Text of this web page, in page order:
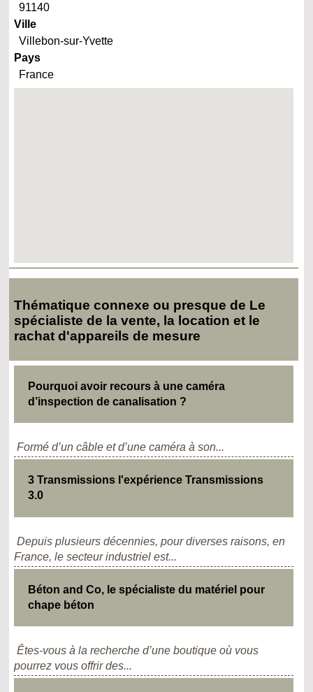
91140
Ville
Villebon-sur-Yvette
Pays
France
Thématique connexe ou presque de Le
spécialiste de la vente, la location et le
rachat d'appareils de mesure
Pourquoi avoir recours à une caméra
d’inspection de canalisation ?
Formé d’un câble et d’une caméra à son...
3 Transmissions l'expérience Transmissions
3.0
Depuis plusieurs décennies, pour diverses raisons, en
France, le secteur industriel est...
Béton and Co, le spécialiste du matériel pour
chape béton
Êtes-vous à la recherche d’une boutique où vous
pourrez vous offrir des...